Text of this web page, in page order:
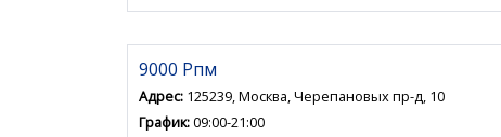
9000 Рпм
Адрес: 125239, Москва, Черепановых пр-д, 10
График:09:00-21:00